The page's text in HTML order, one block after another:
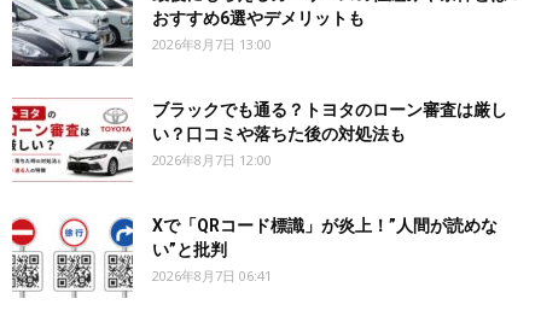
おすすめ6選やデメリットも
2026年8月7日 13:00
ブラックでも通る？トヨタのローン審査は厳し
い？口コミや落ちた後の対処法も
2026年8月7日 12:00
Xで「QRコード標識」が炎上！”人間が読めな
い”と批判
2026年8月7日 06:41